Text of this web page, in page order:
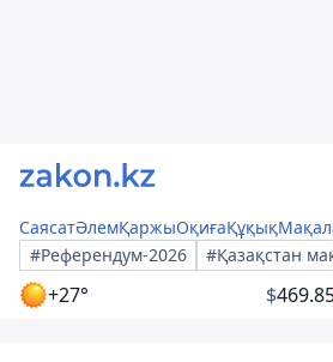
СаясатӘлемҚаржыОқиғаҚұқық
#Референдум-2026
#Қазақстан
+27° $